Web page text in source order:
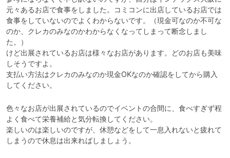
元々あるお店で食事をしました。コミコンに出店しているお店では
食事をしていないのでよくわからないです。（現金可なのか不可な
のか、クレカのみなのかわからなくなってしまって断念しまし
た。）
けど出展されているお店は様々なお店があります。どのお店も美味
しそうですよ。
支払い方法はクレカのみなのか現金OKなのか確認をしてから購入
色々なお店が出展されているのでイベントの合間に、食べすぎず程
よく食べて栄養補給と気分転換してください。
楽しいのは楽しいのですが、休憩などをして一息入れないと疲れて